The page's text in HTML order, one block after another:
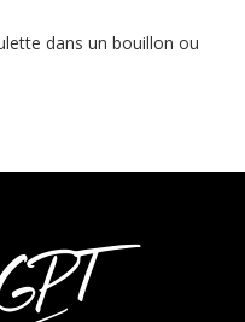
dans un bouillon ou